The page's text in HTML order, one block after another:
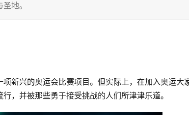
地。
新兴的奥运会比赛项目。但实际上，在加入奥运大
，并被那些勇于接受挑战的人们所津津乐道。